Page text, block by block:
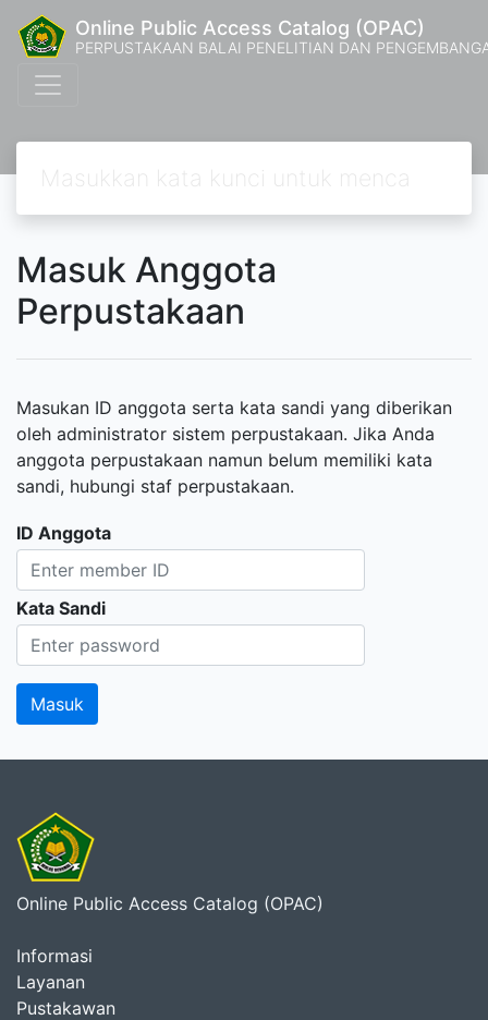
Online Public Access Catalog (OPAC)
PERPUSTAKAAN BALAI PENELITIAN DAN
Masuk Anggota
Perpustakaan
Masukan ID anggota serta kata sandi yang diberikan
oleh administrator sistem perpustakaan. Jika Anda
anggota perpustakaan namun belum memiliki kata
sandi, hubungi staf perpustakaan.
ID Anggota
Kata Sandi
Online Public Access Catalog (OPAC)
Informasi
Layanan
Pustakawan